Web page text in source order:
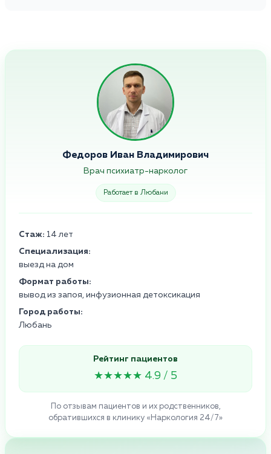
Федоров Иван Владимирович
Врач психиатр-нарколог
Работает в Любани
Стаж: 14 лет
Специализация:
выезд на дом
Формат работы:
вывод из запоя, инфузионная детоксикация
Город работы:
Любань
Рейтинг пациентов
★★★★★ 4.9 / 5
По отзывам пациентов и их родственников,
обратившихся в клинику «Наркология 24/7»